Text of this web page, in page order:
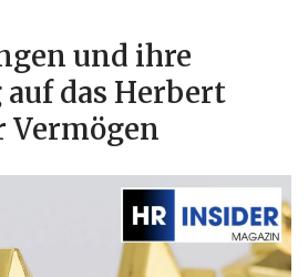
und ihre
das Herbert
Vermögen